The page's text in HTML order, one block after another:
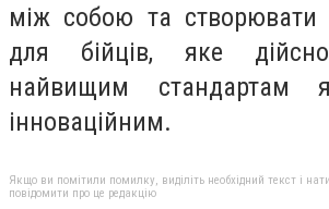
між собою та створювати
для бійців, яке дійсно
найвищим стандартам
інноваційним.
Якщо ви помітили помилку, виділіть необхідний текст і
повідомити про це редакцію